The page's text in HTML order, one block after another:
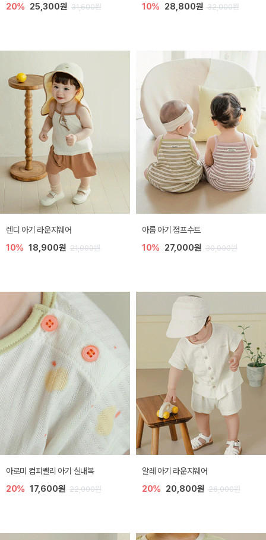
20% 25,300원 31,600원 10% 28,800원 32,000원
렌디 아기 라운지웨어
10% 18,900원 21,000원
아롬 아기 점프수트
10% 27,000원 30,000원
아로미 컴피벨리 아기 실내복
20% 17,600원 22,000원
알레 아기 라운지웨어
20% 20,800원 26,000원